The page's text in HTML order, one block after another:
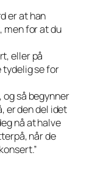
er at han
men for at du
eller på
tydelig se for
så begynner
er den del idet
nå at halve
når de